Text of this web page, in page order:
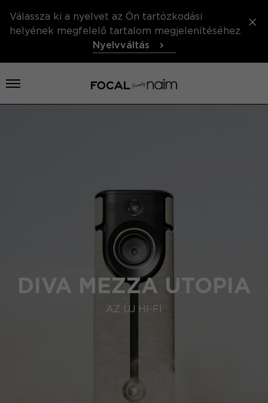
Válassza ki a nyelvet az Ön tartózkodási
helyének megfelelő tartalom megjelenítéséhez.
Nyelvváltás
Menü megnyitása
DIVA MEZZA UTOPIA
AZ ÚJ HI-FI